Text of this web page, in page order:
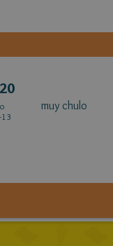
muy chulo